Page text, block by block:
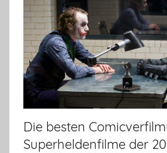
Die besten
Superheldenfilme der